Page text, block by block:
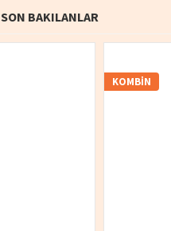
SON BAKILANLAR
KOMBIN